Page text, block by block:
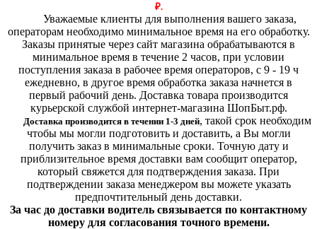
₽.
Уважаемые клиенты для выполнения вашего заказа,
операторам необходимо минимальное время на его обработку.
Заказы принятые через сайт магазина обрабатываются в
минимальное время в течение 2 часов, при условии
поступления заказа в рабочее время операторов, с 9 - 19 ч
ежедневно, в другое время обработка заказа начнется в
первый рабочий день. Доставка товара производится
курьерской службой интернет-магазина ШопБыт.рф.
Доставка производится в течении 1-3 дней, такой срок необходим
чтобы мы могли подготовить и доставить, а Вы могли
получить заказ в минимальные сроки. Точную дату и
приблизительное время доставки вам сообщит оператор,
который свяжется для подтверждения заказа. При
подтверждении заказа менеджером вы можете указать
предпочтительный день доставки.
За час до доставки водитель связывается по контактному
номеру для согласования точного времени.